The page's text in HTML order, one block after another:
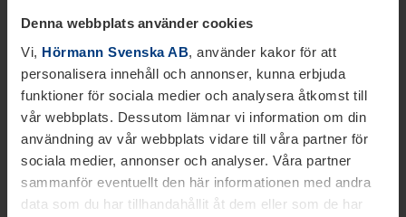
Denna webbplats använder cookies
Vi, Hörmann Svenska AB, använder kakor för att
personalisera innehåll och annonser, kunna erbjuda
funktioner för sociala medier och analysera åtkomst till
vår webbplats. Dessutom lämnar vi information om din
användning av vår webbplats vidare till våra partner för
sociala medier, annonser och analyser. Våra partner
sammanför eventuellt den här informationen med andra
data som du har tillhandahållit åt dem eller som de har